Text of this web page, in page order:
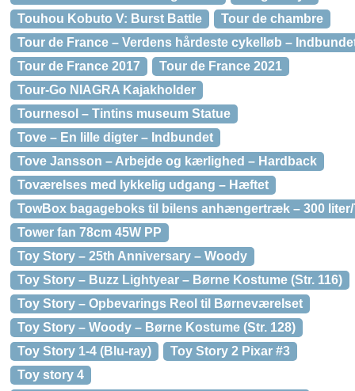
Touhou Kobuto V: Burst Battle
Tour de chambre
Tour de France – Verdens hårdeste cykelløb –
Tour de France 2017
Tour de France 2021
Tour-Go NIAGRA Kajakholder
Tournesol – Tintins museum Statue
Tove – En lille digter – Indbundet
Tove Jansson – Arbejde og kærlighed – Hardback
Toværelses med lykkelig udgang – Hæftet
TowBox bagageboks til bilens anhængertræk – 300
Tower fan 78cm 45W PP
Toy Story – 25th Anniversary – Woody
Toy Story – Buzz Lightyear – Børne Kostume (Str. 116)
Toy Story – Opbevarings Reol til Børneværelset
Toy Story – Woody – Børne Kostume (Str. 128)
Toy Story 1-4 (Blu-ray)
Toy Story 2 Pixar #3
Toy story 4